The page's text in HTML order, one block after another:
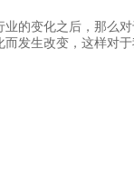
的变化之后，那么
发生改变，这样对于